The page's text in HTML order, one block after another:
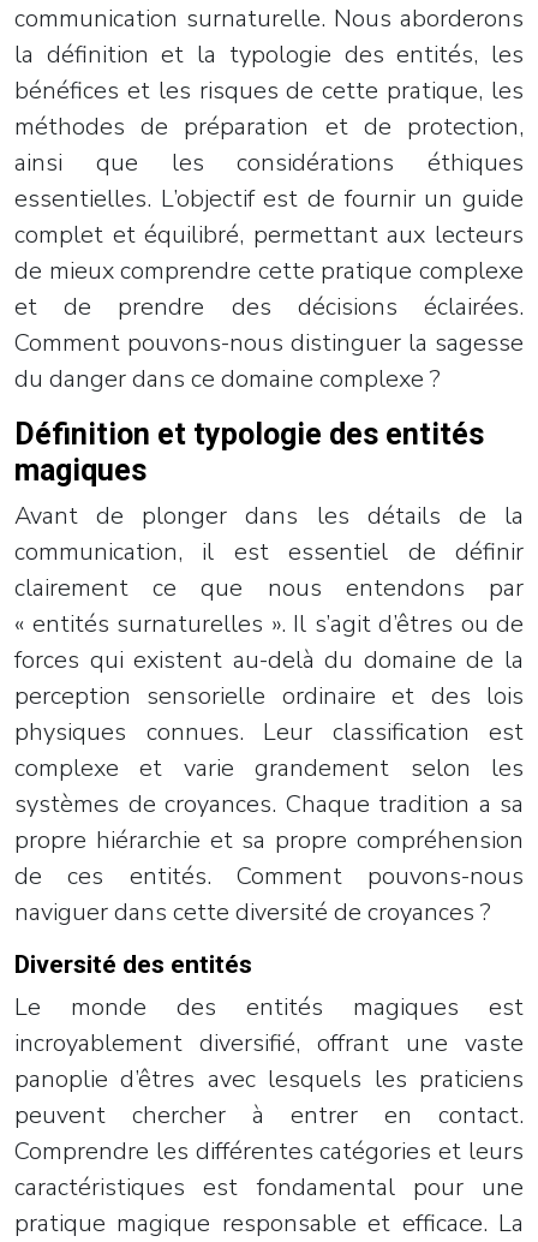
communication surnaturelle. Nous aborderons
la définition et la typologie des entités, les
bénéfices et les risques de cette pratique, les
méthodes de préparation et de protection,
ainsi que les considérations éthiques
essentielles. L’objectif est de fournir un guide
complet et équilibré, permettant aux lecteurs
de mieux comprendre cette pratique complexe
et de prendre des décisions éclairées.
Comment pouvons-nous distinguer la sagesse
du danger dans ce domaine complexe ?
Définition et typologie des entités
magiques
Avant de plonger dans les détails de la
communication, il est essentiel de définir
clairement ce que nous entendons par
« entités surnaturelles ». Il s’agit d’êtres ou de
forces qui existent au-delà du domaine de la
perception sensorielle ordinaire et des lois
physiques connues. Leur classification est
complexe et varie grandement selon les
systèmes de croyances. Chaque tradition a sa
propre hiérarchie et sa propre compréhension
de ces entités. Comment pouvons-nous
naviguer dans cette diversité de croyances ?
Diversité des entités
Le monde des entités magiques est
incroyablement diversifié, offrant une vaste
panoplie d’êtres avec lesquels les praticiens
peuvent chercher à entrer en contact.
Comprendre les différentes catégories et leurs
caractéristiques est fondamental pour une
pratique magique responsable et efficace. La